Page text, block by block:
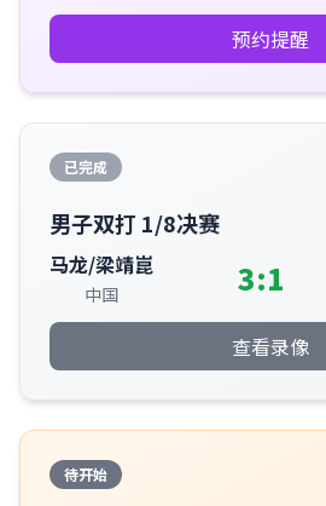
预约提醒
已完成
男子双打 1/8决赛
马龙/梁靖崑
中国 3:1
查看录像
待开始